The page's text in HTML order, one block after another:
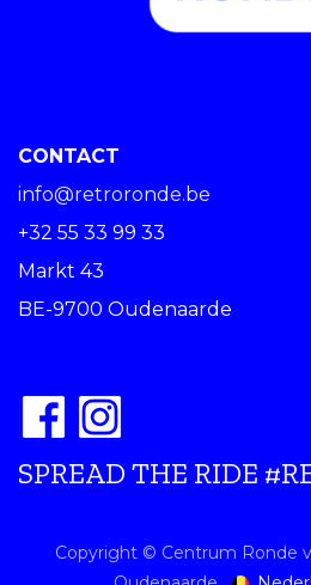
CONTACT
info@retroronde.be
+32 55 33 99 33
Markt 43
BE-9700 Oudenaarde
SPREAD THE RIDE
Copyright © Centrum Ronde